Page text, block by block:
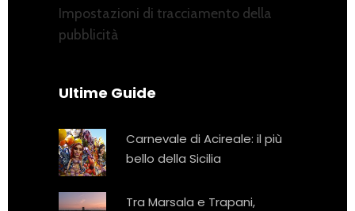
Impostazioni di tracciamento della
pubblicità
Ultime Guide
Carnevale di Acireale: il più
bello della Sicilia
Tra Marsala e Trapani,